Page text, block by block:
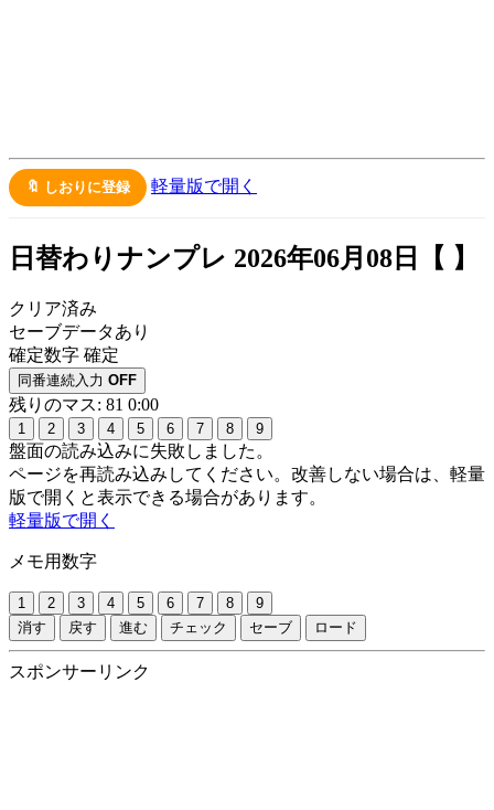
🔖 しおりに登録 軽量版で開く
日替わりナンプレ 2026年06月08日【 】
クリア済み
セーブデータあり
確定数字 確定
同番連続入力 OFF
残りのマス: 81 0:00
1 2 3 4 5 6 7 8 9
盤面の読み込みに失敗しました。
ページを再読み込みしてください。改善しない場合は、軽量
版で開くと表示できる場合があります。
軽量版で開く
メモ用数字
1 2 3 4 5 6 7 8
9
消す
戻す 進む チェック セーブ ロード
スポンサーリンク